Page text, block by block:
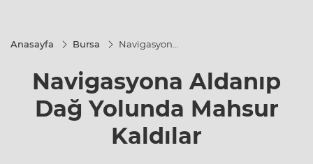
Anasayfa Bursa
Navigasyona
Mahsur
Kaldılar
Navigasyona Aldanıp
Dağ Yolunda Mahsur
Kaldılar